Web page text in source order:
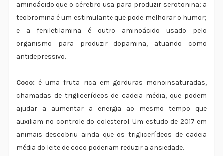
aminoácido que o cérebro usa para produzir serotonina; a
teobromina é um estimulante que pode melhorar o humor;
e a feniletilamina é outro aminoácido usado pelo
organismo para produzir dopamina, atuando como
antidepressivo.
Coco: é uma fruta rica em gorduras monoinsaturadas,
chamadas de triglicerídeos de cadeia média, que podem
ajudar a aumentar a energia ao mesmo tempo que
auxiliam no controle do colesterol. Um estudo de 2017 em
animais descobriu ainda que os triglicerídeos de cadeia
média do leite de coco poderiam reduzir a ansiedade.